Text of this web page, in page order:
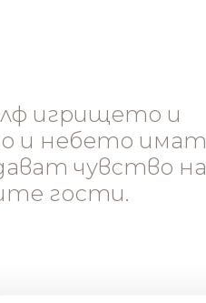
игрището и
и небето имат
чувство на
гости.